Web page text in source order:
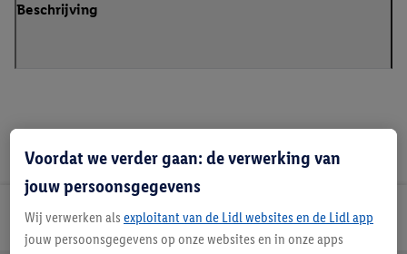
Beschrijving
Lidl Nieuwsbrief
Voordat we verder gaan: de verwerking van
jouw persoonsgegevens
Wij verwerken als exploitant van de Lidl websites en de Lidl app
jouw persoonsgegevens op onze websites en in onze apps